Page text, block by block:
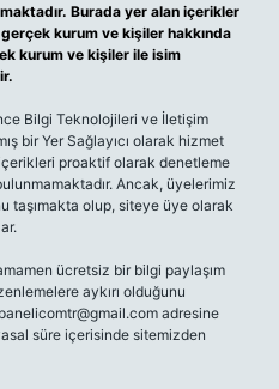
Burada yer alan içerikler
kurum ve kişiler hakkında
kurum ve kişiler ile isim
Bilgi Teknolojileri ve İletişim
bir Yer Sağlayıcı olarak hizmet
proaktif olarak denetleme
Ancak, üyelerimiz
taşımakta olup, siteye üye olarak
ücretsiz bir bilgi paylaşım
aykırı olduğunu
adresine
süre içerisinde sitemizden